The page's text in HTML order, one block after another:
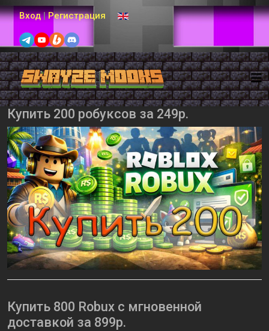
Вход | Регистрация Выберите язык
Купить 200 робуксов за 249р.
Купить 800 Robux с мгновенной
доставкой за 899р.